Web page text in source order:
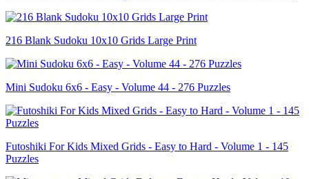
216 Blank Sudoku 10x10 Grids Large Print
Mini Sudoku 6x6 - Easy - Volume 44 - 276 Puzzles
Futoshiki For Kids Mixed Grids - Easy to Hard - Volume 1 - 145
Puzzles